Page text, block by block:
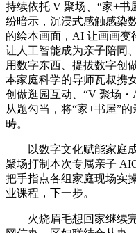
持续依托 V 聚场、“家+书
纷暗示，沉浸式感触感染
的绘本画面，AI 让画画变
让人工智能成为亲子陪同
用数字东西、提拔数字创
本家庭科学的导师瓦叔携
创做逛园互动、“V 聚场
从题勾当，将“家+书屋”
畴。
以数字文化赋能家庭成
聚场打制本次专属亲子
把手指点各组家庭现场实
业课程，下一步。
火烧眉毛想回家继续完